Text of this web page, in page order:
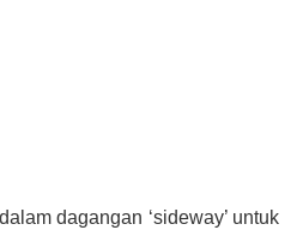
dagangan ‘sideway’ untuk